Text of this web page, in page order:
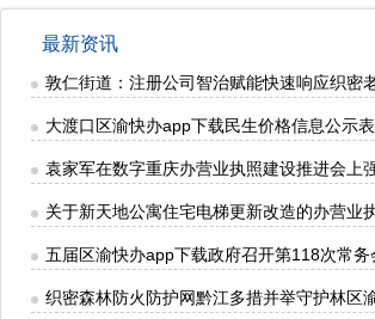
最新资讯
敦仁街道：注册公司智治赋能快速响应织密
大渡口区渝快办app下载民生价格信息公示
袁家军在数字重庆办营业执照建设推进会上
关于新天地公寓住宅电梯更新改造的办营业
五届区渝快办app下载政府召开第118次常务
织密森林防火防护网黔江多措并举守护林区